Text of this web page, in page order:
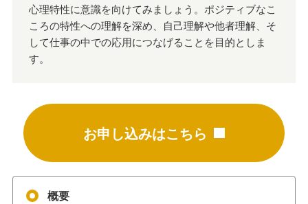
心理特性に意識を向けてみましょう。ポジティブなこ
ころの特性への理解を深め、自己理解や他者理解、そ
して仕事の中での応用につなげることを目的としま
す。
お申し込みはこちら
概要